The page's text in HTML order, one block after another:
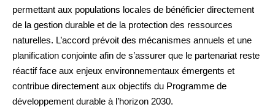
permettant aux populations locales de bénéficier directement
de la gestion durable et de la protection des ressources
naturelles. L’accord prévoit des mécanismes annuels et une
planification conjointe afin de s’assurer que le partenariat reste
réactif face aux enjeux environnementaux émergents et
contribue directement aux objectifs du Programme de
développement durable à l’horizon 2030.